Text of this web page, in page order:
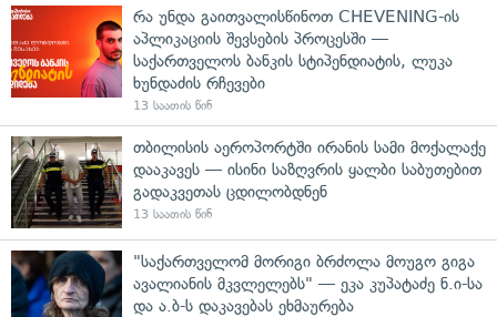
რა უნდა გაითვალისწინოთ CHEVENING-ის
აპლიკაციის შევსების პროცესში —
საქართველოს ბანკის სტიპენდიატის, ლუკა
ხუნდაძის რჩევები
13 საათის წინ
თბილისის აეროპორტში ირანის სამი მოქალაქე
დააკავეს — ისინი საზღვრის ყალბი საბუთებით
გადაკვეთას ცდილობდნენ
13 საათის წინ
"საქართველომ მორიგი ბრძოლა მოუგო გიგა
ავალიანის მკვლელებს" — ეკა კუპატაძე ნ.ი-სა
და ა.ბ-ს დაკავებას ეხმაურება